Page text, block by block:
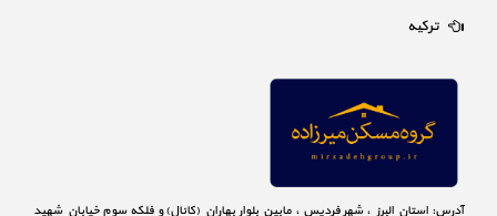
ترکیه
آدرس: استان البرز ، شهر فردیس ، مابین بلوار بهاران (کانال) و فلکه سوم خیابان شهید